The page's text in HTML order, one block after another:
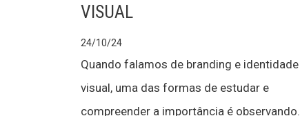
VISUAL
24/10/24
Quando falamos de branding e identidade
visual, uma das formas de estudar e
compreender a importância é observando.